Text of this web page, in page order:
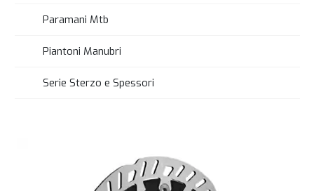
Paramani Mtb
Piantoni Manubri
Serie Sterzo e Spessori